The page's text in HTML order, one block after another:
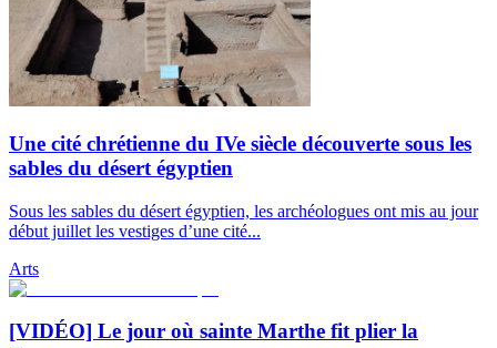
Une cité chrétienne du IVe siècle découverte sous les
sables du désert égyptien
Sous les sables du désert égyptien, les archéologues ont mis au jour
début juillet les vestiges d’une cité...
Arts
[VIDÉO] Le jour où sainte Marthe fit plier la